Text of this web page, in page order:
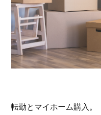
転勤とマイホーム購入。